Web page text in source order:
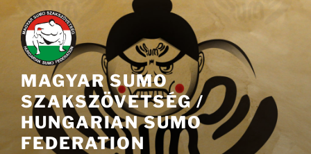
Tartalomhoz
MAGYAR SUMO
SZAKSZÖVETSÉG /
HUNGARIAN SUMO
FEDERATION